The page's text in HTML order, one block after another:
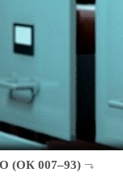
(ОК 007–93)